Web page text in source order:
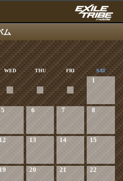
ム
WED THU FRI SAT
1
5 6 7 8
12 13 14 15
19 20 21 22